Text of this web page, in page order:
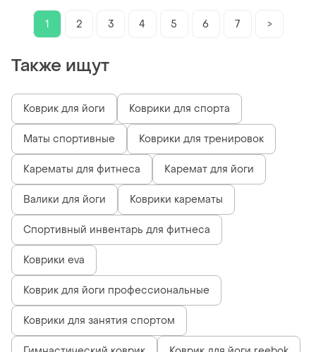
hk0075 blue
1
2 3 4 5 6 7 >
Также ищут
Коврик для йоги Коврики для спорта
Маты спортивные Коврики для тренировок
Карематы для фитнеса Каремат для йоги
Валики для йоги Коврики карематы
Спортивный инвентарь для фитнеса
Коврики eva
Коврик для йоги профессиональные
Коврики для занятия спортом